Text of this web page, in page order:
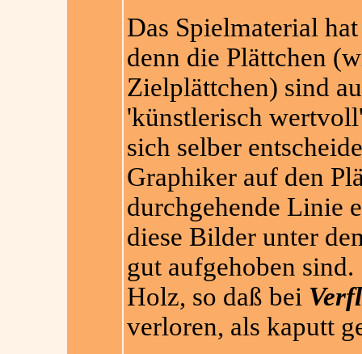
Das Spielmaterial
denn die Plättchen
Zielplättchen) sind
'künstlerisch
sich selber
Graphiker auf den
durchgehende Linie
diese Bilder unter
gut aufgehoben
Holz, so daß bei
verloren, als kaputt